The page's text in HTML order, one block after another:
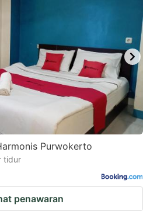
Purwokerto
tidur
penawaran